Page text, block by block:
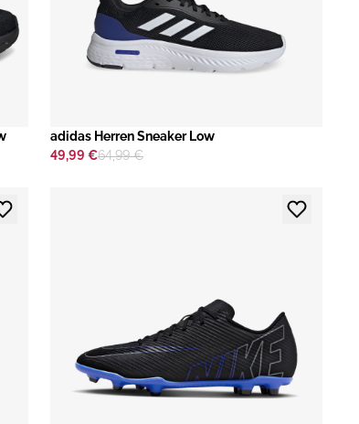
adidas Herren Sneaker Low
49,99 €64,99 €